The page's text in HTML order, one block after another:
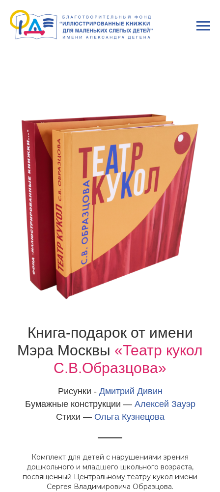
Книга-подарок от имени
Мэра Москвы «Театр кукол
С.В.Образцова»
Рисунки - Дмитрий Дивин
Бумажные конструкции — Алексей Зауэр
Стихи — Ольга Кузнецова
Комплект для детей с нарушениями зрения
дошкольного и младшего школьного возраста,
посвященный Центральному театру кукол имени
Сергея Владимировича Образцова.